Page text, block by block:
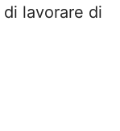
lavorare di